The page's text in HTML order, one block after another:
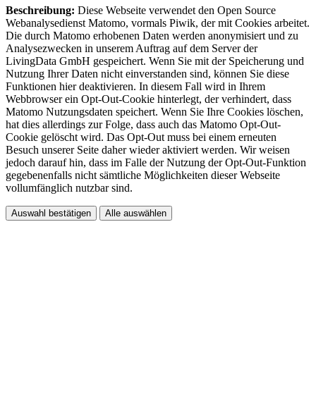
Beschreibung: Diese Webseite verwendet den Open Source
Webanalysedienst Matomo, vormals Piwik, der mit Cookies arbeitet.
Die durch Matomo erhobenen Daten werden anonymisiert und zu
Analysezwecken in unserem Auftrag auf dem Server der
LivingData GmbH gespeichert. Wenn Sie mit der Speicherung und
Nutzung Ihrer Daten nicht einverstanden sind, können Sie diese
Funktionen hier deaktivieren. In diesem Fall wird in Ihrem
Webbrowser ein Opt-Out-Cookie hinterlegt, der verhindert, dass
Matomo Nutzungsdaten speichert. Wenn Sie Ihre Cookies löschen,
hat dies allerdings zur Folge, dass auch das Matomo Opt-Out-
Cookie gelöscht wird. Das Opt-Out muss bei einem erneuten
Besuch unserer Seite daher wieder aktiviert werden. Wir weisen
jedoch darauf hin, dass im Falle der Nutzung der Opt-Out-Funktion
gegebenenfalls nicht sämtliche Möglichkeiten dieser Webseite
vollumfänglich nutzbar sind.
Auswahl bestätigen Alle auswählen